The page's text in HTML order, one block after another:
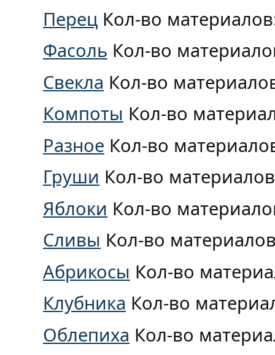
Перец Кол-во
Фасоль Кол-во
Свекла Кол-во
Компоты Кол-во
Разное Кол-во
Груши Кол-во
Яблоки Кол-во
Сливы Кол-во
Абрикосы Кол-во
Клубника Кол-во
Облепиха Кол-во